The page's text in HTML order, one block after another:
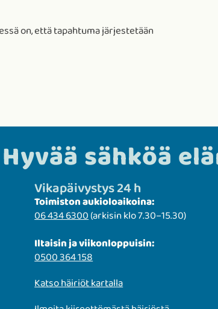
on, että tapahtuma järjestetään
Hyvää sähköä
Vikapäivystys 24 h
Toimiston aukioloaikoina:
06 434 6300(arkisin klo 7.30–15.30)
Iltaisin ja viikonloppuisin:
0500 364 158
Katso häiriöt kartalla